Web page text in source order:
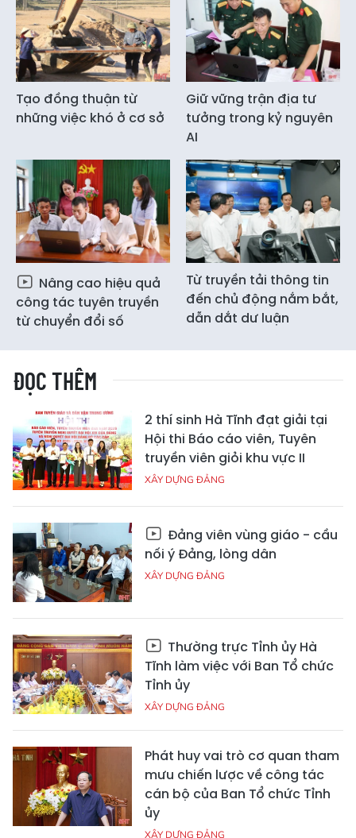
Tạo đồng thuận từ
những việc khó ở cơ sở
Giữ vững trận địa tư
tưởng trong kỷ nguyên
AI
Nâng cao hiệu quả
công tác tuyên truyền
từ chuyển đổi số
Từ truyền tải thông tin
đến chủ động nắm bắt,
dẫn dắt dư luận
ĐỌC THÊM
2 thí sinh Hà Tĩnh đạt giải tại
Hội thi Báo cáo viên, Tuyên
truyền viên giỏi khu vực II
XÂY DỰNG ĐẢNG
Đảng viên vùng giáo - cầu
nối ý Đảng, lòng dân
XÂY DỰNG ĐẢNG
Thường trực Tỉnh ủy Hà
Tĩnh làm việc với Ban Tổ chức
Tỉnh ủy
XÂY DỰNG ĐẢNG
Phát huy vai trò cơ quan tham
mưu chiến lược về công tác
cán bộ của Ban Tổ chức Tỉnh
ủy
XÂY DỰNG ĐẢNG